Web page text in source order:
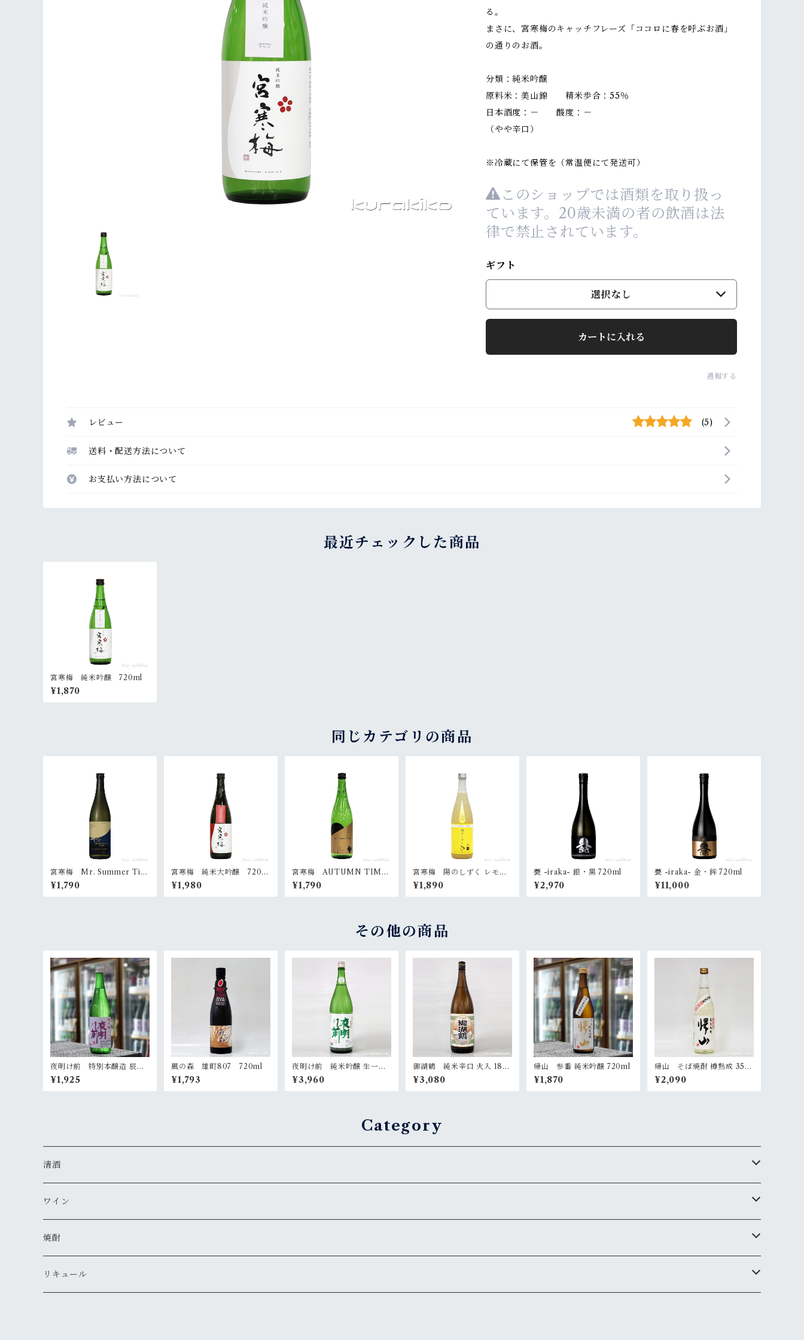
る。
まさに、宮寒梅のキャッチフレーズ「ココロに春を呼ぶお酒」
の通りのお酒。
分類：純米吟醸
原料米：美山錦 精米歩合：55％
日本酒度：－ 酸度：－
（やや辛口）
※冷蔵にて保管を（常温便にて発送可）
このショップでは酒類を取り扱っ
ています。20歳未満の者の飲酒は法
律で禁止されています。
ギフト
選択なし
カートに入れる
通報する
レビュー (5)
送料・配送方法について
お支払い方法について
最近チェックした商品
宮寒梅 純米吟醸 720ml
¥1,870
同じカテゴリの商品
宮寒梅 Mr. Summer Tim
e 720ml
¥1,790
宮寒梅 純米大吟醸 720m
l¥1,980
宮寒梅 AUTUMN TIME
720ml
¥1,790
宮寒梅 陽のしずく レモン
サワーの素 720ml
¥1,890
甍 -iraka- 銀・黒 720ml
¥2,970
甍 -iraka- 金・鉾 720ml
¥11,000
その他の商品
夜明け前 特別本醸造 辰の
吟 生酒 720ml
¥1,925
風の森 雄町807 720ml
¥1,793
夜明け前 純米吟醸 生一本
1800ml
¥3,960
御湖鶴 純米辛口 火入 180
0ml
¥3,080
帰山 参番 純米吟醸 720ml
¥1,870
帰山 そば焼酎 樽熟成 35度
720ml
¥2,090
Category
清酒
MIYASAKA
真澄
夜明け前
ワイン
ドメーヌ・コーセイ
安曇野ワイナリー
焼酎
千曲錦・帰山
リキュール